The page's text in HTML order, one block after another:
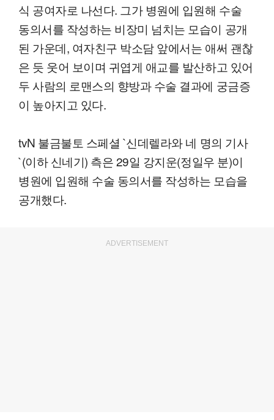
식 공여자로 나선다. 그가 병원에 입원해 수술
동의서를 작성하는 비장미 넘치는 모습이 공개
된 가운데, 여자친구 박소담 앞에서는 애써 괜찮
은 듯 웃어 보이며 귀엽게 애교를 발산하고 있어
두 사람의 로맨스의 향방과 수술 결과에 궁금증
이 높아지고 있다.
tvN 불금불토 스페셜 `신데렐라와 네 명의 기사
`(이하 신네기) 측은 29일 강지운(정일우 분)이
병원에 입원해 수술 동의서를 작성하는 모습을
공개했다.
ADVERTISEMENT